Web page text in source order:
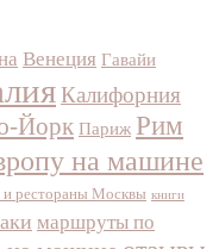
Венеция Гавайи
Калифорния
Йорк Париж Рим
на машине
и рестораны Москвы книги
маршруты по